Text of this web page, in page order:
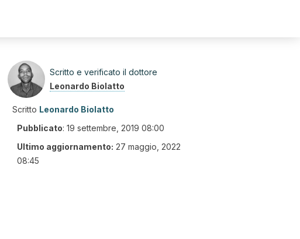
Scritto e verificato il dottore
Leonardo Biolatto
Scritto Leonardo Biolatto
Pubblicato: 19 settembre, 2019 08:00
Ultimo aggiornamento: 27 maggio, 2022
08:45